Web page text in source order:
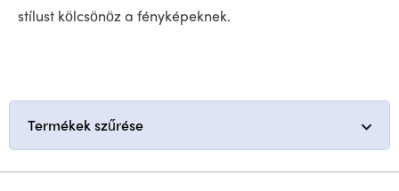
stílust kölcsönöz a fényképeknek.
Termékek szűrése